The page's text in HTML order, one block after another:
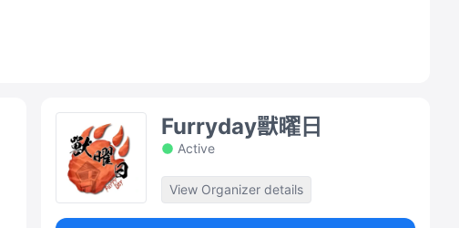
Furryday獸曜日
Active
View Organizer details